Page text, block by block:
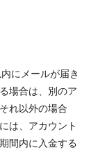
にメールが届き
場合は、別のア
れ以外の場合
は、アカウント
間内に入金する